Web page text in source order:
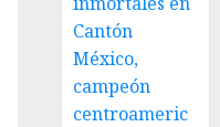
Cantón
México,
campeón
centroameric